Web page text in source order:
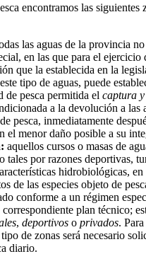
encontramos las siguientes
las aguas de la provincia
en las que para el ejercicio
que la establecida en la
tipo de aguas, puede
de pesca permitida el captura
a la devolución a las
pesca, inmediatamente
el menor daño posible a su
aquellos cursos o masas de
tales por razones deportivas,
hidrobiológicas,
de las especies objeto de
conforme a un régimen
plan técnico;
, deportivos o privados.
de zonas será necesario
diario.